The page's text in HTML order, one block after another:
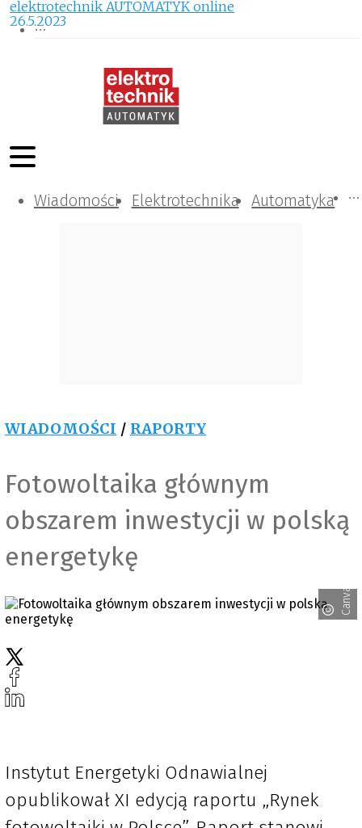
Wiadomości Elektrotechnika Automatyka
Komunikacja i IT
Kontrola
Tematy specjalne
WIADOMOŚCI / RAPORTY
Fotowoltaika głównym
obszarem inwestycji w polską
energetykę
Canva
elektrotechnik AUTOMATYK online
26.5.2023
Instytut Energetyki Odnawialnej
opublikował XI edycją raportu „Rynek